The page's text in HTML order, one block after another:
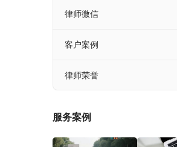
律师微信
客户案例
律师荣誉
服务案例